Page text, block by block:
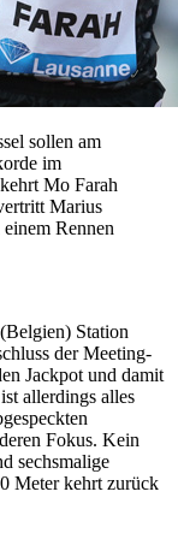
sollen am
im
Mo Farah
Marius
Rennen
Station
der Meeting-
Jackpot und damit
allerdings alles
Fokus. Kein
sechsmalige
Meter kehrt zurück